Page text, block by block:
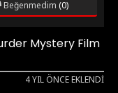
Beğenmedim (0)
Mystery Film
4 YIL ÖNCE EKLENDI